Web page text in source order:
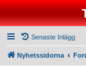
Senaste Inlägg
Nyhetssidorna